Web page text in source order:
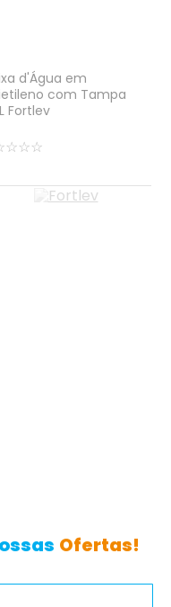
d'Água em
com Tampa
Fortlev
☆☆☆
Ofertas!